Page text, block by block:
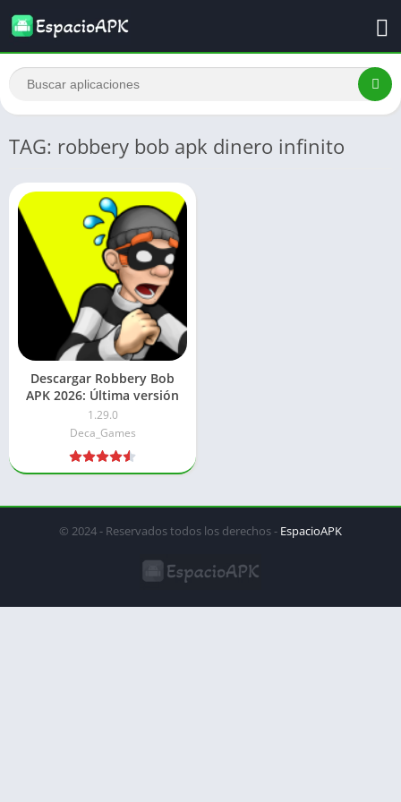
TAG: robbery bob apk dinero infinito
Descargar Robbery Bob
APK 2026: Última versión
1.29.0
Deca_Games
© 2024 - Reservados todos los derechos - EspacioAPK